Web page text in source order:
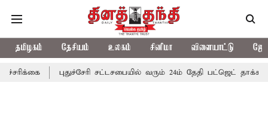
தமிழகம் தேசியம் உலகம் சினிமா விளையாட்டு
புதுச்சேரி சட்டசபையில் வரும் 24ம் தேதி பட்ஜெட்